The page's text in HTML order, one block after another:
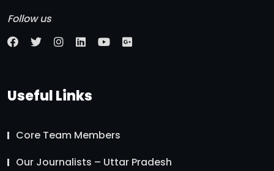
Follow us
Useful Links
Core Team Members
Our Journalists – Uttar Pradesh